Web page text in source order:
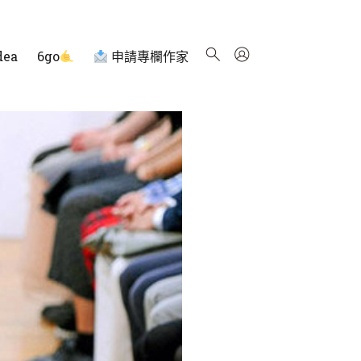
6go 申請專欄作家